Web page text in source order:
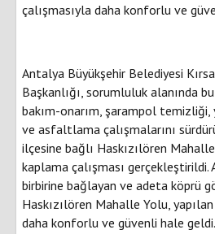
çalışmasıyla daha konforlu ve
Antalya Büyükşehir Belediyesi
Başkanlığı, sorumluluk alanında
bakım-onarım, şarampol
ve asfaltlama çalışmalarını
ilçesine bağlı Haskızılören
kaplama çalışması gerçekleştirildi.
birbirine bağlayan ve adeta köprü
Haskızılören Mahalle Yolu,
daha konforlu ve güvenli hale geldi.